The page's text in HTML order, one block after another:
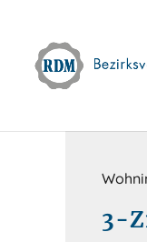
content
3-